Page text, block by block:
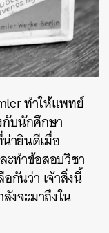
ทำให้แพทย์
บนักศึกษา
ายินดีเมื่อ
ทำข้อสอบวิชา
กันว่า เจ้าสิ่งนี้
งจะมาถึงใน